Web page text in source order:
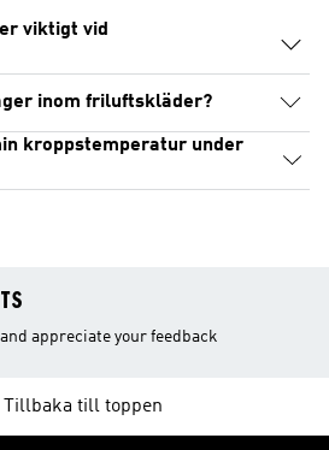
viktigt vid
inom friluftskläder?
kroppstemperatur under
appreciate your feedback
Tillbaka till toppen